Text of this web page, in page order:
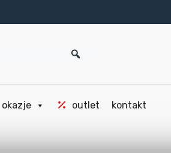
okazje outlet kontakt